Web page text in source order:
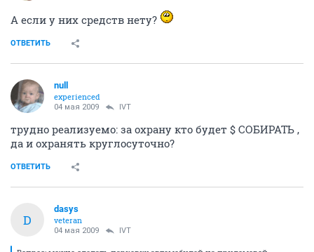
А если у них средств нету?
ОТВЕТИТЬ
null
experienced
04 мая 2009 IVT
трудно реализуемо: за охрану кто будет $ СОБИРАТЬ ,
да и охранять круглосуточно?
ОТВЕТИТЬ
D
dasys
veteran
04 мая 2009 IVT